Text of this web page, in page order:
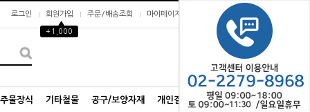
로그인 회원가입
▲
+1,000
주문/배송조회 마이페이지
물장식 기타철물 공구/보양자재 개인결제창